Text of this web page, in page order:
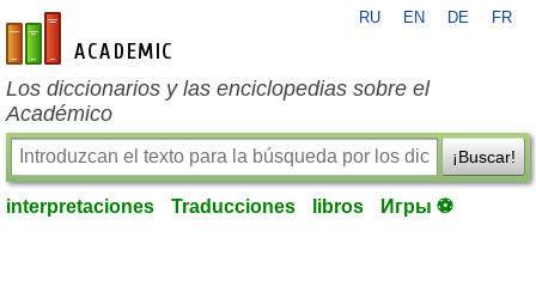
es-academic.com
RU EN DE FR
Los diccionarios y las enciclopedias sobre el
Académico
¡Buscar!
interpretaciones Traducciones libros Игры ⚽